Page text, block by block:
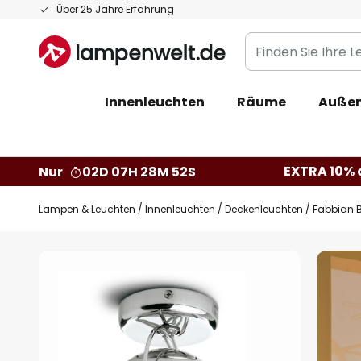
Über 25 Jahre Erfahrung
Zum
springen
Finden
Sie
Leuchte...
Innenleuchten Räume
Nur
02D 07H 28M 51S EXTRA
Lampen & Leuchten Innenleuchten Deckenleuchten Fabbian